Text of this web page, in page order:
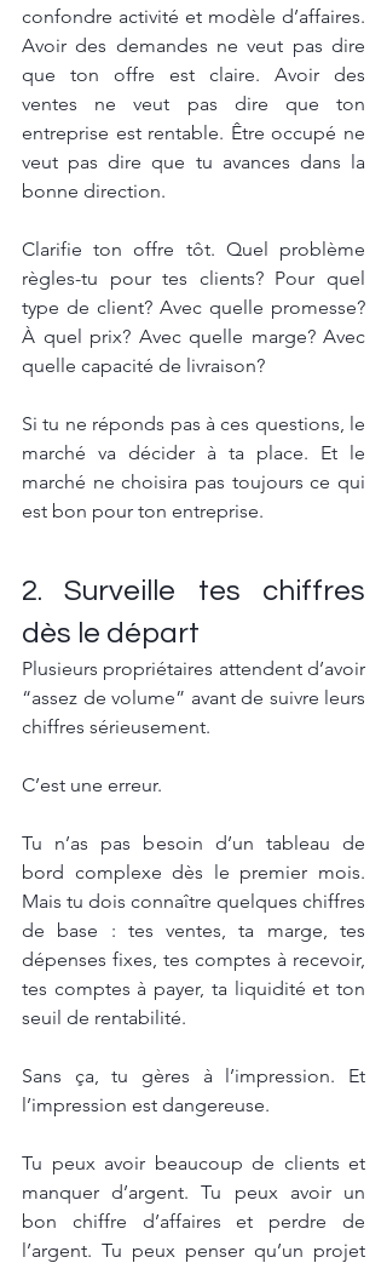
confondre activité et modèle d’affaires.
Avoir des demandes ne veut pas dire
que ton offre est claire. Avoir des
ventes ne veut pas dire que ton
entreprise est rentable. Être occupé ne
veut pas dire que tu avances dans la
bonne direction.
Clarifie ton offre tôt. Quel problème
règles-tu pour tes clients? Pour quel
type de client? Avec quelle promesse?
À quel prix? Avec quelle marge? Avec
quelle capacité de livraison?
Si tu ne réponds pas à ces questions, le
marché va décider à ta place. Et le
marché ne choisira pas toujours ce qui
est bon pour ton entreprise.
2. Surveille tes chiffres
dès le départ
Plusieurs propriétaires attendent d’avoir
“assez de volume” avant de suivre leurs
chiffres sérieusement.
C’est une erreur.
Tu n’as pas besoin d’un tableau de
bord complexe dès le premier mois.
Mais tu dois connaître quelques chiffres
de base : tes ventes, ta marge, tes
dépenses fixes, tes comptes à recevoir,
tes comptes à payer, ta liquidité et ton
seuil de rentabilité.
Sans ça, tu gères à l’impression. Et
l’impression est dangereuse.
Tu peux avoir beaucoup de clients et
manquer d’argent. Tu peux avoir un
bon chiffre d’affaires et perdre de
l’argent. Tu peux penser qu’un projet